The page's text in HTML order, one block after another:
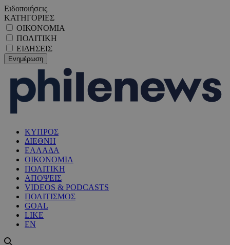
Ειδοποιήσεις
ΚΑΤΗΓΟΡΙΕΣ
ΟΙΚΟΝΟΜΙΑ
ΠΟΛΙΤΙΚΗ
ΕΙΔΗΣΕΙΣ
ΚΥΠΡΟΣ
ΔΙΕΘΝΗ
ΕΛΛΑΔΑ
ΟΙΚΟΝΟΜΙΑ
ΠΟΛΙΤΙΚΗ
ΑΠΟΨΕΙΣ
VIDEOS & PODCASTS
ΠΟΛΙΤΙΣΜΟΣ
GOAL
LIKE
EN